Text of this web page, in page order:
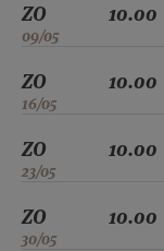
ZO
09/05
10.00
ZO
16/05
10.00
ZO
23/05
10.00
ZO
30/05
10.00